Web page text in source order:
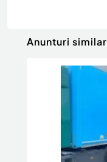
Anunturi